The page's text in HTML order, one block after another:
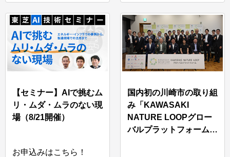
【セミナー】AIで挑むム
リ・ムダ・ムラのない現
場（8/21開催）
お申込みはこちら！
国内初の川崎市の取り組
み「KAWASAKI
NATURE LOOPグロー
バルプラットフォーム」